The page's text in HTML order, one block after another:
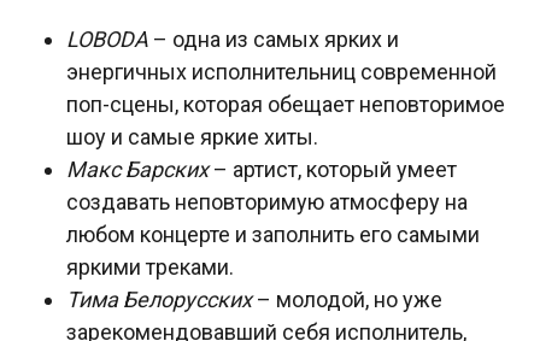
LOBODA – одна из самых ярких и
энергичных исполнительниц современной
поп-сцены, которая обещает неповторимое
шоу и самые яркие хиты.
Макс Барских– артист, который умеет
создавать неповторимую атмосферу на
любом концерте и заполнить его самыми
яркими треками.
Тима Белорусских– молодой, но уже
зарекомендовавший себя исполнитель,